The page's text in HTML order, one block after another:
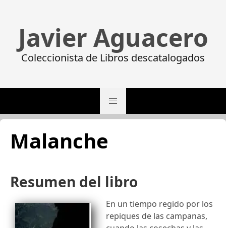
Javier Aguacero
Coleccionista de Libros descatalogados
Malanche
Resumen del libro
En un tiempo regido por los
repiques de las campanas,